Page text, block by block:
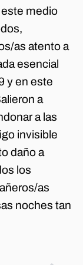
medio
as atento a
esencial
y en este
a
a las
invisible
daño a
los
as
noches tan